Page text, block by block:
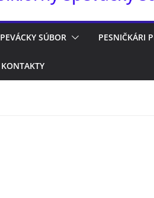
SÚBOR PESNIČKÁRI
KONTAKTY